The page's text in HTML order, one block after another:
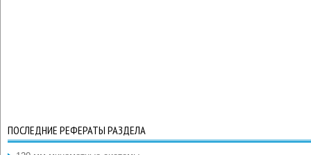
ПОСЛЕДНИЕ РЕФЕРАТЫ РАЗДЕЛА